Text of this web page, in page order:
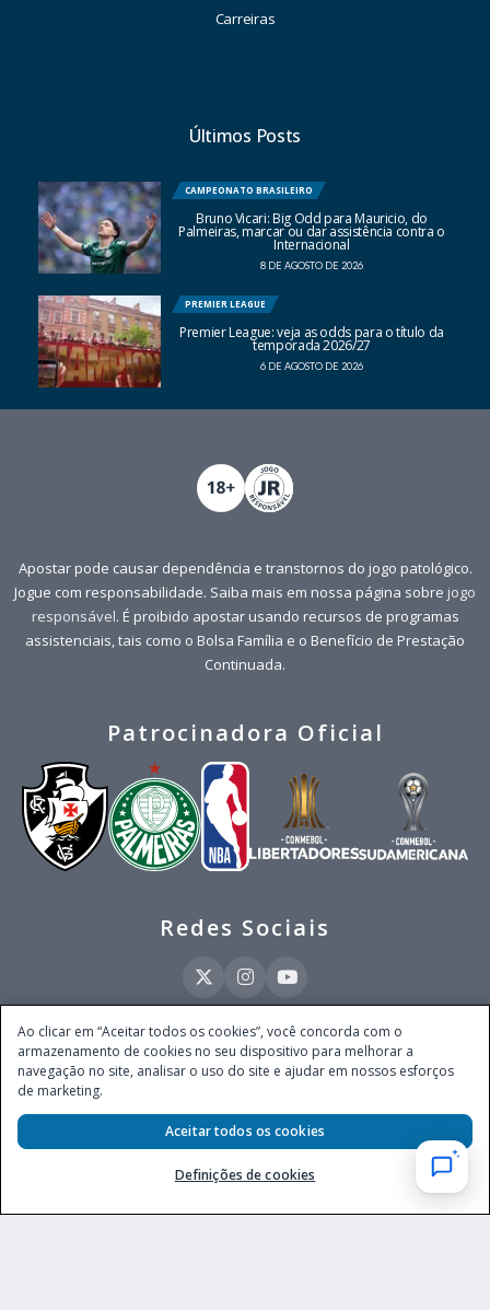
Carreiras
Últimos Posts
CAMPEONATO BRASILEIRO
Bruno Vicari: Big Odd para Mauricio, do
Palmeiras, marcar ou dar assistência contra o
Internacional
8 DE AGOSTO DE 2026
PREMIER LEAGUE
Premier League: veja as odds para o título da
temporada 2026/27
6 DE AGOSTO DE 2026
Apostar pode causar dependência e transtornos do jogo patológico.
Jogue com responsabilidade. Saiba mais em nossa página sobre jogo
responsável. É proibido apostar usando recursos de programas
assistenciais, tais como o Bolsa Família e o Benefício de Prestação
Continuada.
Patrocinadora Oficial
Redes Sociais
Este site é operado pela Ventmear Brasil LTDA (CNPJ 52.868.380/0001-84), com
endereço na Avenida Brigadeiro Faria Lima, nº 4.055, 3º andar, Itaim Bibi, no
Município de São Paulo, Estado de São Paulo, CEP 04538-133, Brasil - empresa
Secretaria de Prêmios e Apostas do Ministério da Fazenda, conforme Portaria nº
247, de 07.02.2025, publicada no DOU em 11.2.2025.
Ao clicar em “Aceitar todos os cookies”, você concorda com o
armazenamento de cookies no seu dispositivo para melhorar a
navegação no site, analisar o uso do site e ajudar em nossos esforços
de marketing.
Definições de cookies
Aceitar todos os cookies